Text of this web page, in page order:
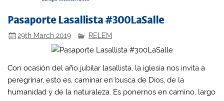
Pasaporte Lasallista #300LaSalle
29th March 2019 RELEM
Con ocasión del año jubilar lasallista, la iglesia nos invita a
peregrinar, esto es, caminar en busca de Dios, de la
humanidad y de la naturaleza. Es ponernos en camino, largo